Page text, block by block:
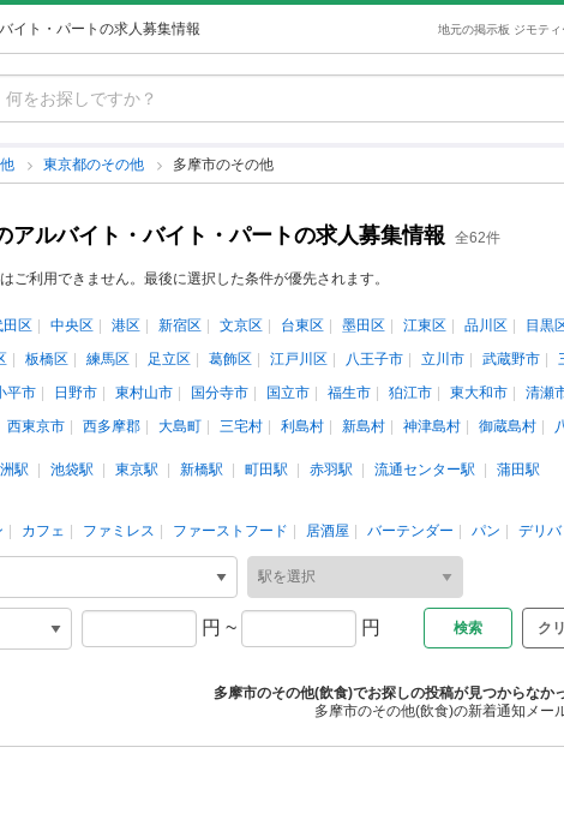
イト・パートの求人募集情報 地元の掲示板 ジモティ
東京都のその他 多摩市のその他
アルバイト・バイト・パートの求人募集情報 全62件
利用できません。最後に選択した条件が優先されます。
田区 中央区 港区 新宿区 文京区 台東区 墨田区 江東区 品川区 目黒
板橋区 練馬区 足立区 葛飾区 江戸川区 八王子市 立川市 武蔵野市
平市 日野市 東村山市 国分寺市 国立市 福生市 狛江市 東大和市 清瀬
西東京市 西多摩郡 大島町 三宅村 利島村 新島村 神津島村 御蔵島村
駅 池袋駅 東京駅 新橋駅 町田駅 赤羽駅 流通センター駅
蒲田駅
カフェ ファミレス ファーストフード 居酒屋 バーテンダー パン デリバ
円 ~ 円 ク
多摩市のその他(飲食)でお探しの投稿が見つからなか
多摩市のその他(飲食)の新着通知メー